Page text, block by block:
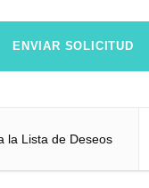
la Lista de Deseos